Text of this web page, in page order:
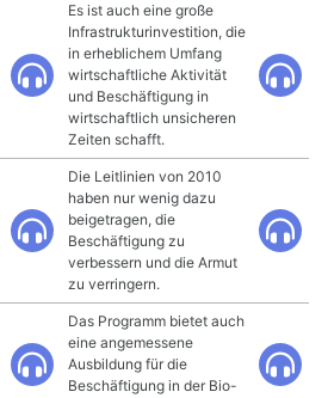
Es ist auch eine große
Infrastrukturinvestition, die
in erheblichem Umfang
wirtschaftliche Aktivität
und Beschäftigung in
wirtschaftlich unsicheren
Zeiten schafft.
Die Leitlinien von 2010
haben nur wenig dazu
beigetragen, die
Beschäftigung zu
verbessern und die Armut
zu verringern.
Das Programm bietet auch
eine angemessene
Ausbildung für die
Beschäftigung in der Bio-